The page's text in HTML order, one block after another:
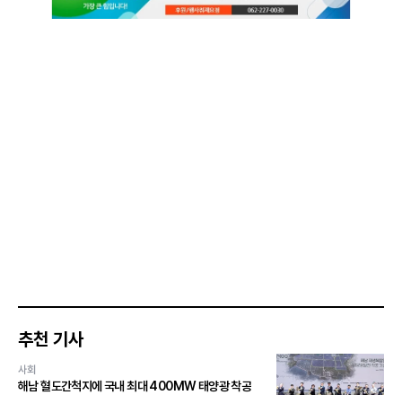
추천 기사
사회
해남 혈도간척지에 국내 최대 400MW 태양광 착공